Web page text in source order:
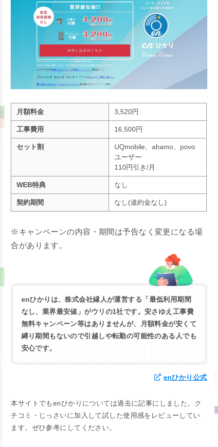
月額料金 3,520円
工事費用 16,500円
セット割
UQmobile、ahamo、povo
ユーザー
110円引き/月
WEB特典 なし
契約期間 なし(違約金なし)
※キャンペーンの内容・期間は予告なく変更になる場
合があります。
enひかりは、株式会社縁人が運営する「最低利用期間
なし、業界最安値」がウリの1社です。安さゆえ工事費
無料キャンペーン等はありませんが、月額料金が安くて
縛り期間もないので引越しや転勤の可能性のある人でも
安心です。
enひかり公式
本サイトでもenひかりについては過去に記事にしました。ク
チコミ・じっさいに加入して試した使用感をレビューしてい
ます。ぜひ参考にしてください。